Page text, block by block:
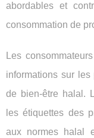
abordables et
consommation de
Les
informations sur
de bien-être halal.
les étiquettes des
aux normes halal